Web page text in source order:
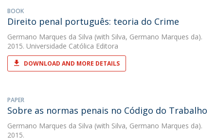
BOOK
Direito penal português: teoria do Crime
Germano Marques da Silva (with Silva, Germano Marques da).
2015. Universidade Católica Editora
DOWNLOAD AND MORE DETAILS
PAPER
Sobre as normas penais no Código do Trabalho
Germano Marques da Silva (with Silva, Germano Marques da).
2015.